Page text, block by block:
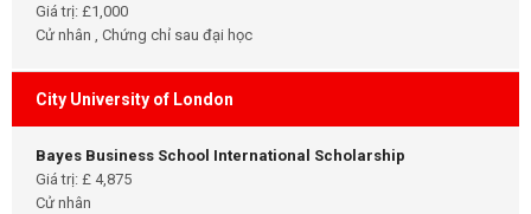
Giá trị: £1,000
Cử nhân , Chứng chỉ sau đại học
City University of London
Bayes Business School International Scholarship
Giá trị: £ 4,875
Cử nhân